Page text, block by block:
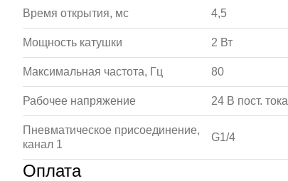
Время открытия, мс 4,5
Мощность катушки 2 Вт
Максимальная частота, Гц 80
Рабочее напряжение 24 В пост. тока
Пневматическое присоединение,
канал 1
G1/4
Оплата